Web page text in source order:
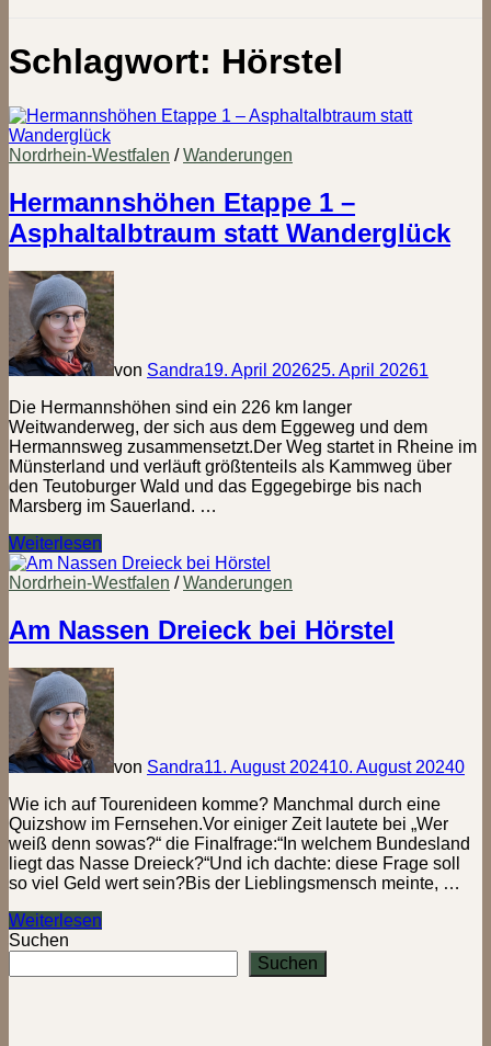
Schlagwort: Hörstel
Nordrhein-Westfalen /Wanderungen
Hermannshöhen Etappe 1 –
Asphaltalbtraum statt Wanderglück
von Sandra19. April 202625. April 20261
Die Hermannshöhen sind ein 226 km langer
Weitwanderweg, der sich aus dem Eggeweg und dem
Hermannsweg zusammensetzt.Der Weg startet in Rheine im
Münsterland und verläuft größtenteils als Kammweg über
den Teutoburger Wald und das Eggegebirge bis nach
Marsberg im Sauerland. …
Hermannshöhen
Etappe
1
Asphaltalbtraum
statt
Weiterlesen
Nordrhein-Westfalen /Wanderungen
Am Nassen Dreieck bei Hörstel
von Sandra11. August 202410. August 20240
Wie ich auf Tourenideen komme? Manchmal durch eine
Quizshow im Fernsehen.Vor einiger Zeit lautete bei „Wer
weiß denn sowas?“ die Finalfrage:“In welchem Bundesland
liegt das Nasse Dreieck?“Und ich dachte: diese Frage soll
so viel Geld wert sein?Bis der Lieblingsmensch meinte, …
Am
Nassen
bei
Weiterlesen
Suchen
Suchen